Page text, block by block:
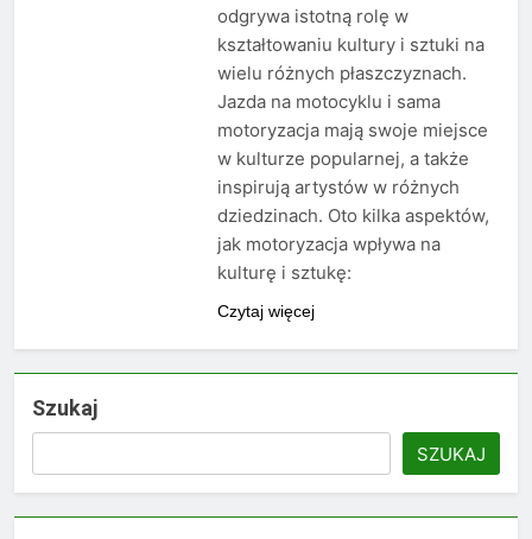
odgrywa istotną rolę w
kształtowaniu kultury i sztuki na
wielu różnych płaszczyznach.
Jazda na motocyklu i sama
motoryzacja mają swoje miejsce
w kulturze popularnej, a także
inspirują artystów w różnych
dziedzinach. Oto kilka aspektów,
jak motoryzacja wpływa na
kulturę i sztukę:
Czytaj więcej
Szukaj
SZUKAJ